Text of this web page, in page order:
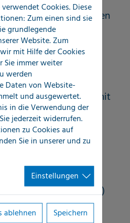
von unentdeckten
zum
und Kommunikation mit
/ Mieter
durch
Weiterbildung,
eigenes
(LOCATEC Academy)
durch
Cookies. Diese
Zum einen sind sie
grundlegende
Website. Zum
mit Hilfe der Cookies
Sie immer weiter
werden
Daten von Website-
und ausgewertet.
in die Verwendung der
jederzeit widerrufen.
zu Cookies auf
Sie in unsererund zu
Einstellungen
ablehnen
Speichern